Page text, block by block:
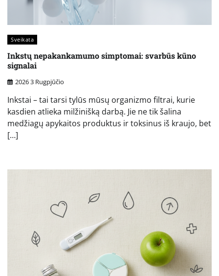
Sveikata
Inkstų nepakankamumo simptomai: svarbūs kūno
signalai
2026 3 Rugpjūčio
Inkstai – tai tarsi tylūs mūsų organizmo filtrai, kurie
kasdien atlieka milžinišką darbą. Jie ne tik šalina
medžiagų apykaitos produktus ir toksinus iš kraujo, bet
[…]